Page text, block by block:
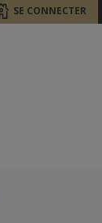
SE CONNECTER